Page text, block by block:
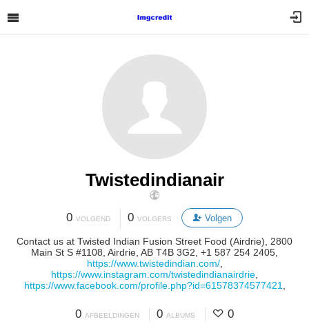
Twistedindianair
0 VOLGEND 0 VOLGERS Volgen
Contact us at Twisted Indian Fusion Street Food (Airdrie), 2800
Main St S #1108, Airdrie, AB T4B 3G2, +1 587 254 2405,
https://www.twistedindian.com/,
https://www.instagram.com/twistedindianairdrie
https://www.facebook.com/profile.php?id=61578374577421
0 AFBEELDINGEN 0 ALBUMS 0